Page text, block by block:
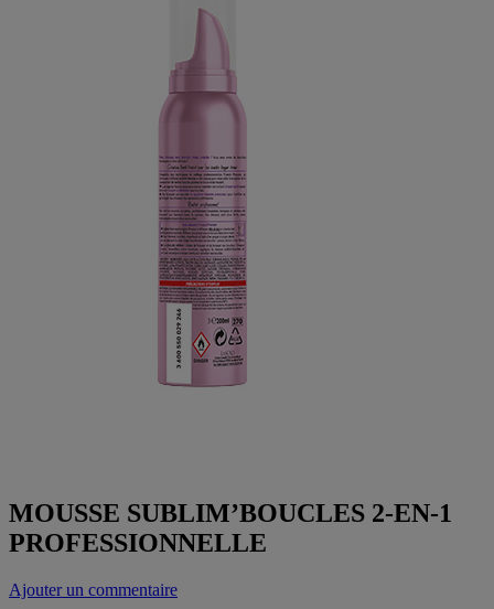
MOUSSE SUBLIM’BOUCLES 2-EN-1
PROFESSIONNELLE​
Ajouter un commentaire